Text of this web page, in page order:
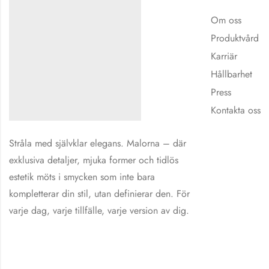
Stråla med självklar elegans. Malorna – där
exklusiva detaljer, mjuka former och tidlös
estetik möts i smycken som inte bara
kompletterar din stil, utan definierar den. För
varje dag, varje tillfälle, varje version av dig.
Om oss
Produktvård
Karriär
Hållbarhet
Press
Kontakta oss